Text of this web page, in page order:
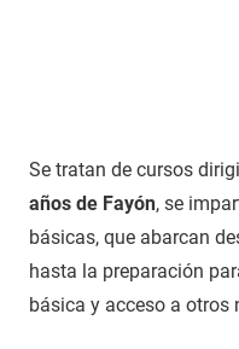
Se tratan de cursos
años de Fayón, se
básicas, que abarcan
hasta la preparación
básica y acceso a otros